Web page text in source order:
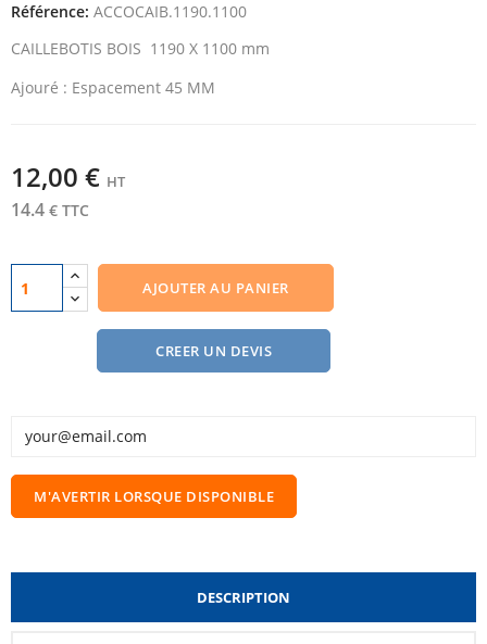
Référence: ACCOCAIB.1190.1100
CAILLEBOTIS BOIS 1190 X 1100 mm
Ajouré : Espacement 45 MM
12,00 € HT
14.4 € TTC
AJOUTER AU PANIER
CREER UN DEVIS
M'AVERTIR LORSQUE DISPONIBLE
DESCRIPTION